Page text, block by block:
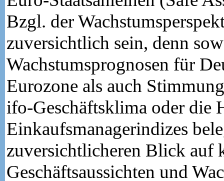
Bzgl. der
zuversichtlich sein, denn
Wachstumsprognosen für
Eurozone als auch
ifo-Geschäftsklima oder die
Einkaufsmanagerindizes
zuversichtlicheren Blick auf
Geschäftsaussichten und